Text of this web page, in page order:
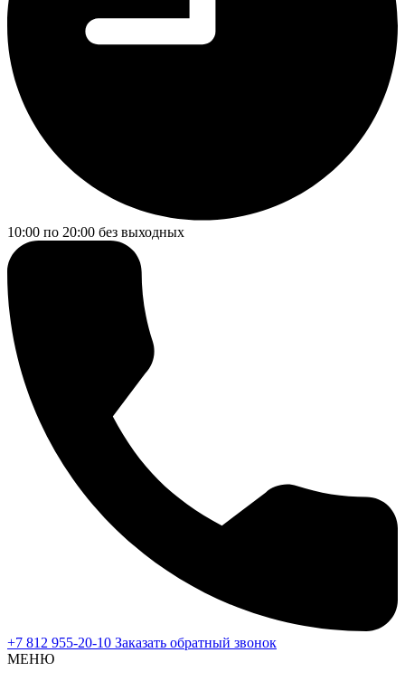
10:00 по 20:00 без выходных
+7 812 955-20-10 Заказать обратный звонок
МЕНЮ